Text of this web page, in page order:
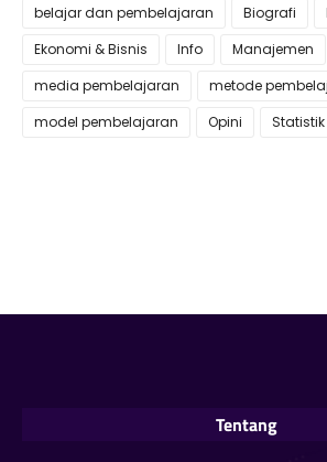
belajar dan pembelajaran Biografi
Ekonomi & Bisnis
Info
Manajemen
media pembelajaran
metode
model pembelajaran
Opini Statistik
Tentang